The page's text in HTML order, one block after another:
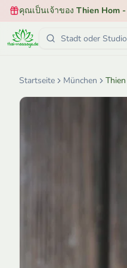
คุณเป็นเจ้าของ Thien Hom
Startseite München